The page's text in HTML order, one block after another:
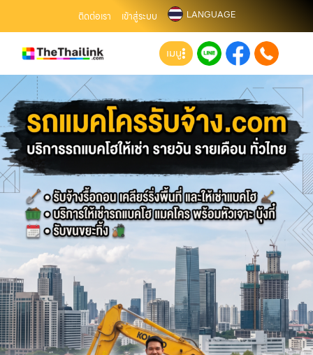
ติดต่อเรา เข้าสู่ระบบ LANGUAGE
เมนู